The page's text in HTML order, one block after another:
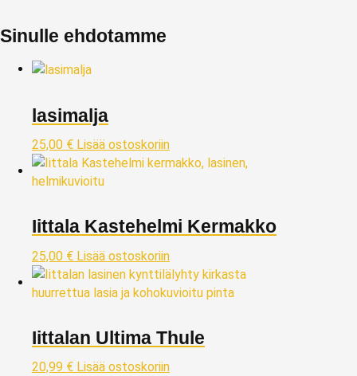
Sinulle ehdotamme
lasimalja
25,00 € Lisää ostoskoriin
Iittala Kastehelmi Kermakko
25,00 € Lisää ostoskoriin
Iittalan Ultima Thule
20,99 € Lisää ostoskoriin